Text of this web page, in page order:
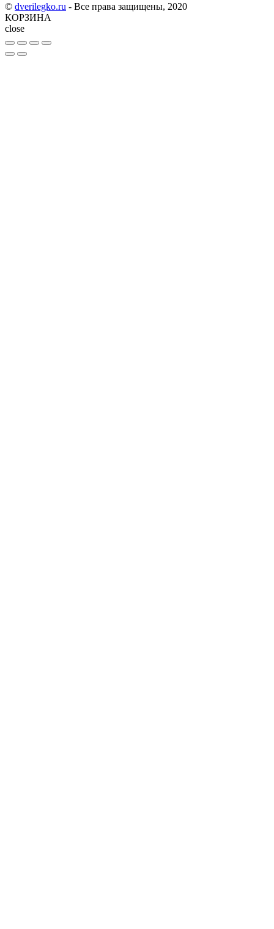
© dverilegko.ru - Все права защищены, 2020
КОРЗИНА
close